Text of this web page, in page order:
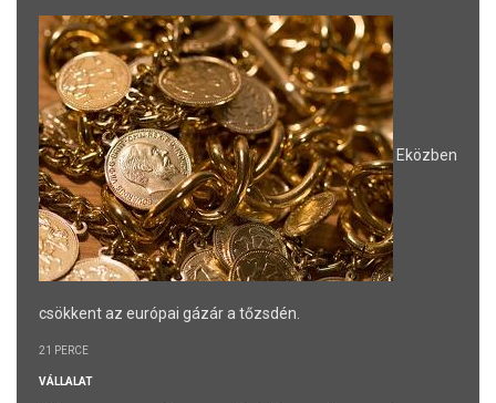
Eközben
csökkent az európai gázár a tőzsdén.
21 PERCE
VÁLLALAT